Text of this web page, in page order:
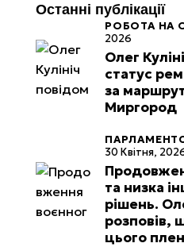
Останні публікації
РОБОТА НА
2026
Олег
статус
за
Миргород
30 Квітня,
та низка
рішень.
розповів,
цього